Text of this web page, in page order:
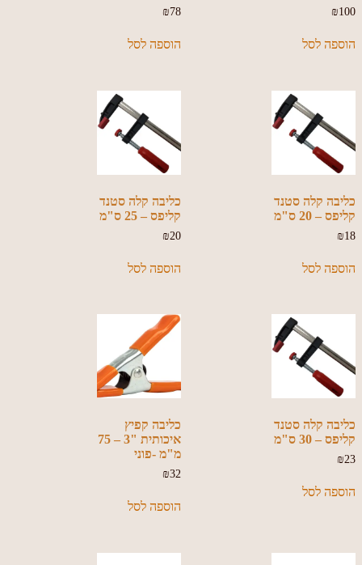
₪100
הוספה לסל
₪78
הוספה לסל
כליבה קלה סטנד
קליפס – 20 ס"מ
₪18
הוספה לסל
כליבה קלה סטנד
קליפס – 25 ס"מ
₪20
הוספה לסל
כליבה קלה סטנד
קליפס – 30 ס"מ
₪23
הוספה לסל
כליבה קפיץ
איכותית "3 – 75
מ"מ -פוני
₪32
הוספה לסל